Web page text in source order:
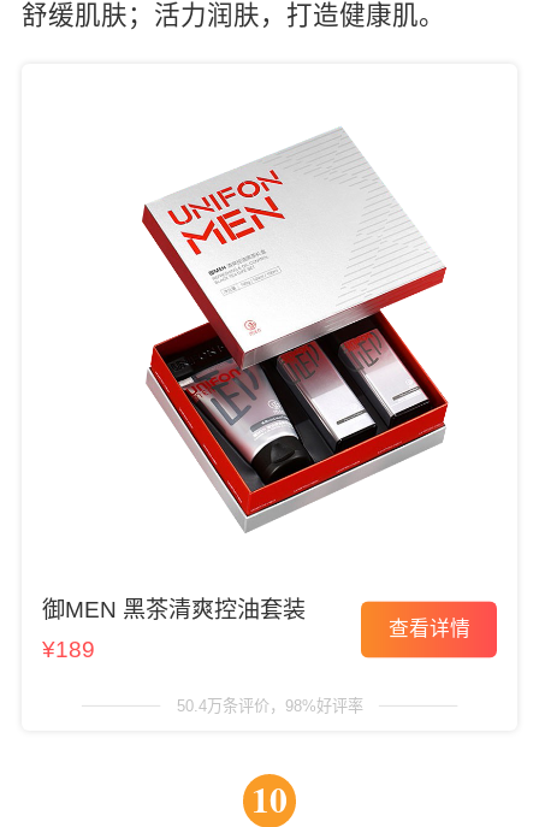
舒缓肌肤；活力润肤，打造健康肌。
御MEN 黑茶清爽控油套装
¥189
查看详情
50.4万条评价，98%好评率
10